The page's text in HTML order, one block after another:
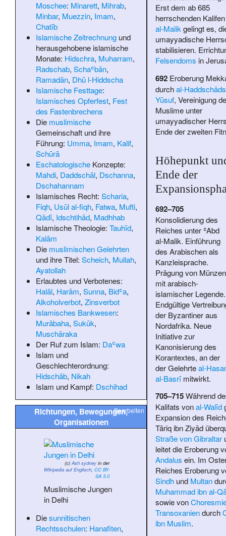
Moschee: Minarett, Mihrab,
Minbar, Muezzin, Imam,
Chatīb
Islamische Zeitrechnungund
herausgehobene islamische
Monate: Hidschra, Muharram,
Radschab, Schaʿbān,
Ramadān, Dhū l-Hiddscha
Islamische Festtage:
Islamisches Opferfest, Fest
des Fastenbrechens
Die muslimische
Gemeinschaft und ihre
Führung: Umma, Imam, Kalif,
Schūrā
EschatologischeKonzepte:
Mahdi, Daddschāl, Dschanna,
Dschahannam
Islamisches Recht: Scharia,
Fiqh, Usūl al-fiqh, Fatwa, Mufti,
Qādī, Idschtihād, Madhhab
Islamische Theologie: Tauhīd,
Kalām
Die muslimischen Gelehrten
und ihre Titel: Scheich, Mullah,
Ayatollah
Erlaubtes und Verbotenes:
Halāl, Harām, Sunna, Bidʿa,
Alkoholverbot, Zinsverbot
Islamisches Bankwesen:
Murābaha, Sukūk,
Muschāraka
Der Ruf zum Islam: Daʿwa
Islam und
Geschlechterordnung:
Hidschāb, Nikah
Islam und Kampf: Dschihad
Bearbeiten
Richtungen, Bewegungen,
Organisationen
(c) Ash sydneyin der
Wikipedia auf Englisch, CC BY-
SA 3.0
Muslimische Jungen
in Delhi
Diesunnitischen
Rechtsschulen: Hanafiten,
Erst dem ab 685
herrschenden
al-Malikgelingt es,
umayyadische
stabilisieren.
Felsendoms in
692Eroberung
durchal-
Yūsuf, Vereinigung
Muslime unter
umayyadischer
Ende der zweiten
Höhepunkt
Ende der
692–705
Konsolidierung des
Reiches unter ʿAbd
al-Malik. Einführung
des Arabischen als
Kanzleisprache.
Prägung von Münzen
mit arabisch-
islamischer Legende.
Endgültige
der Byzantiner aus
Nordafrika. Neue
Initiative zur
Kanonisierung des
Korantextes, an der
der Gelehrteal-
al-Basrīmitwirkt.
705–715Während
Kalifats vonal-Walīd
Expansion des
Tāriq ibn Ziyād
Straße von Gibraltar
leitet die Eroberung
Andalus ein. Im
Reiches Eroberung
Sindhund Multan
Muhammad ibn al-
sowie von
Transoxaniendurch
ibn Muslim.